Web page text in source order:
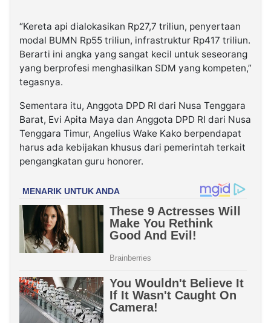
“Kereta api dialokasikan Rp27,7 triliun, penyertaan
modal BUMN Rp55 triliun, infrastruktur Rp417 triliun.
Berarti ini angka yang sangat kecil untuk seseorang
yang berprofesi menghasilkan SDM yang kompeten,”
tegasnya.
Sementara itu, Anggota DPD RI dari Nusa Tenggara
Barat, Evi Apita Maya dan Anggota DPD RI dari Nusa
Tenggara Timur, Angelius Wake Kako berpendapat
harus ada kebijakan khusus dari pemerintah terkait
pengangkatan guru honorer.